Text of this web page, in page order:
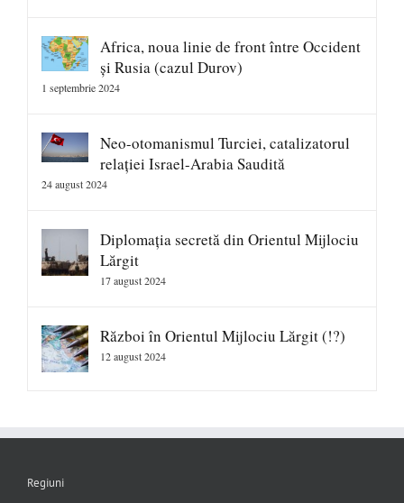
Africa, noua linie de front între Occident
și Rusia (cazul Durov)
1 septembrie 2024
Neo-otomanismul Turciei, catalizatorul
relației Israel-Arabia Saudită
24 august 2024
Diplomația secretă din Orientul Mijlociu
Lărgit
17 august 2024
Război în Orientul Mijlociu Lărgit (!?)
12 august 2024
Regiuni